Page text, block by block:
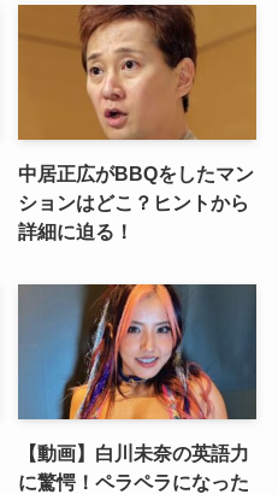
中居正広がBBQをしたマン
ションはどこ？ヒントから
詳細に迫る！
【動画】白川未奈の英語力
に驚愕！ペラペラになった